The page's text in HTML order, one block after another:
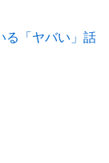
る「ヤバい」話